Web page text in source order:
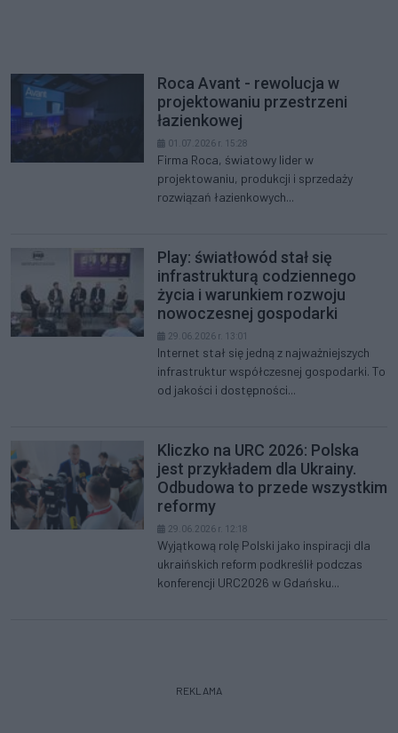
Roca Avant - rewolucja w
projektowaniu przestrzeni
łazienkowej
01.07.2026 r. 15:28
Firma Roca, światowy lider w
projektowaniu, produkcji i sprzedaży
rozwiązań łazienkowych...
Play: światłowód stał się
infrastrukturą codziennego
życia i warunkiem rozwoju
nowoczesnej gospodarki
29.06.2026 r. 13:01
Internet stał się jedną z najważniejszych
infrastruktur współczesnej gospodarki. To
od jakości i dostępności...
Kliczko na URC 2026: Polska
jest przykładem dla Ukrainy.
Odbudowa to przede wszystkim
reformy
29.06.2026 r. 12:18
Wyjątkową rolę Polski jako inspiracji dla
ukraińskich reform podkreślił podczas
konferencji URC2026 w Gdańsku...
REKLAMA